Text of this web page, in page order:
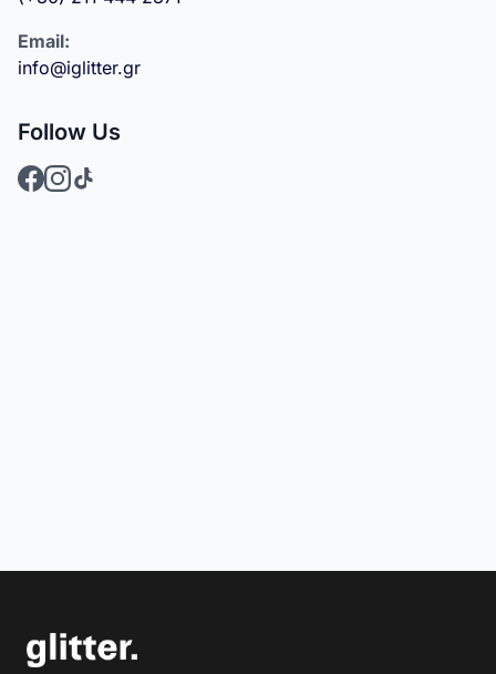
Email:
info@iglitter.gr
Follow Us